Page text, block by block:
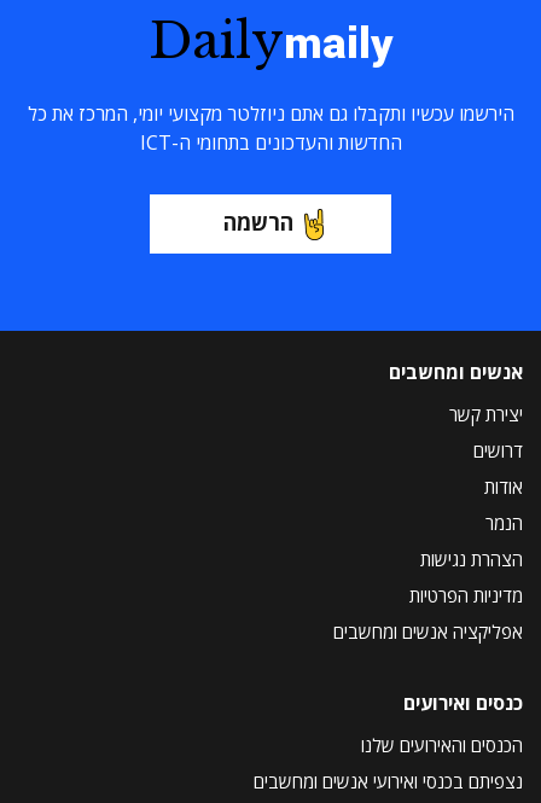
Dailymaily
הירשמו עכשיו ותקבלו גם אתם ניוזלטר מקצועי יומי, המרכז את כל
החדשות והעדכונים בתחומי ה-ICT
הרשמה
אנשים ומחשבים
יצירת קשר
דרושים
אודות
הנמר
הצהרת נגישות
מדיניות הפרטיות
אפליקציה אנשים ומחשבים
כנסים ואירועים
הכנסים והאירועים שלנו
נצפיתם בכנסי ואירועי אנשים ומחשבים